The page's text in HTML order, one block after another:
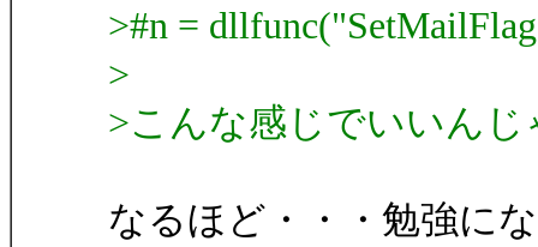
>#n =
>
>こんな感じでいいん
なるほど・・・勉強に